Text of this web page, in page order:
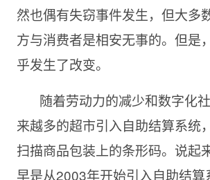
然也偶有失窃事件发生，但大多
方与消费者是相安无事的。但是
乎发生了改变。
随着劳动力的减少和数字化
来越多的超市引入自助结算系统
扫描商品包装上的条形码。说起
早是从2003年开始引入自助结算